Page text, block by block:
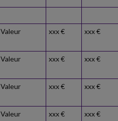
Valeur xxx € xxx €
Valeur xxx € xxx €
Valeur xxx € xxx €
Valeur xxx € xxx €